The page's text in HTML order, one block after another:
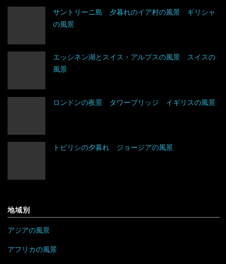
サントリーニ島 夕暮れのイア村の風景 ギリシャ
の風景
エッシネン湖とスイス・アルプスの風景 スイスの
風景
ロンドンの夜景 タワーブリッジ イギリスの風景
トビリシの夕暮れ ジョージアの風景
地域別
アジアの風景
アフリカの風景
タジキスタン
チベット
中国
パキスタン
ブータン
バチカン市国
ハンガリー
フィンランド
ブルガリア
ベルギー
マルタ
イエメン
エクアドル
グアテマラ
コスタリカ
ジャマイカ
トリニダード・トバゴ
ウガンダ
エチオピア
カメルーン
ザンビア
ジンバブエ